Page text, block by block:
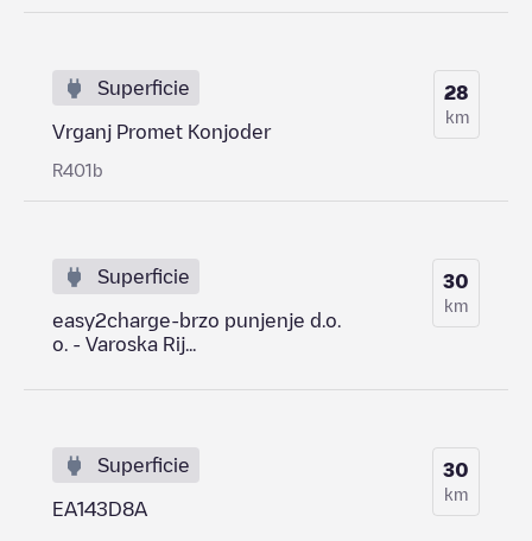
Superficie
Vrganj Promet Konjoder
R401b
28
km
Superficie
easy2charge-brzo punjenje d.o.
o. - Varoska Rij...
30
km
Superficie
EA143D8A
30
km